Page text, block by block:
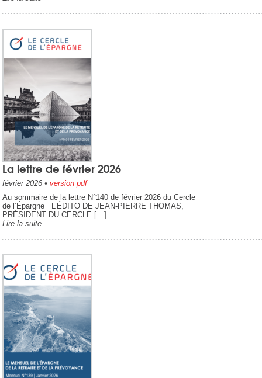
La lettre de février 2026
février 2026• version pdf
Au sommaire de la lettre N°140 de février 2026 du Cercle
de l’Épargne L’ÉDITO DE JEAN-PIERRE THOMAS,
PRÉSIDENT DU CERCLE […]
Lire la suite